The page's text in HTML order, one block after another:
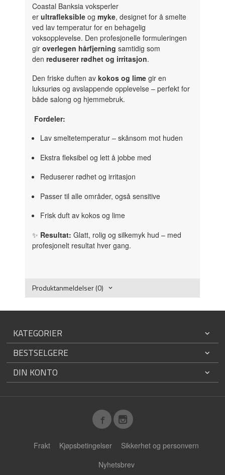
Coastal Banksia voksperler
er ultrafleksible og myke, designet for å smelte
ved lav temperatur for en behagelig
voksopplevelse. Den profesjonelle formuleringen
gir overlegen hårfjerning samtidig som
den reduserer rødhet og irritasjon.
Den friske duften av kokos og lime gir en
luksuriøs og avslappende opplevelse – perfekt for
både salong og hjemmebruk.
Fordeler:
Lav smeltetemperatur – skånsom mot huden
Ekstra fleksibel og lett å jobbe med
Reduserer rødhet og irritasjon
Passer til alle områder, også sensitive
Frisk duft av kokos og lime
✨ Resultat: Glatt, rolig og silkemyk hud – med
profesjonelt resultat hver gang.
Produktanmeldelser (0)
KATEGORIER
BESTSELGERE
DIN KONTO
Frakt Kjøpsbetingelser
Sikkerhet og personvern
Nyhetsbrev